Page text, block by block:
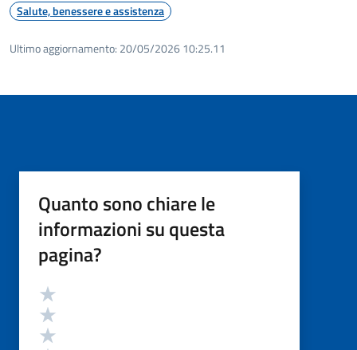
Salute, benessere e assistenza
Ultimo aggiornamento: 20/05/2026 10:25.11
Quanto sono chiare le
informazioni su questa
pagina?
Valutazione